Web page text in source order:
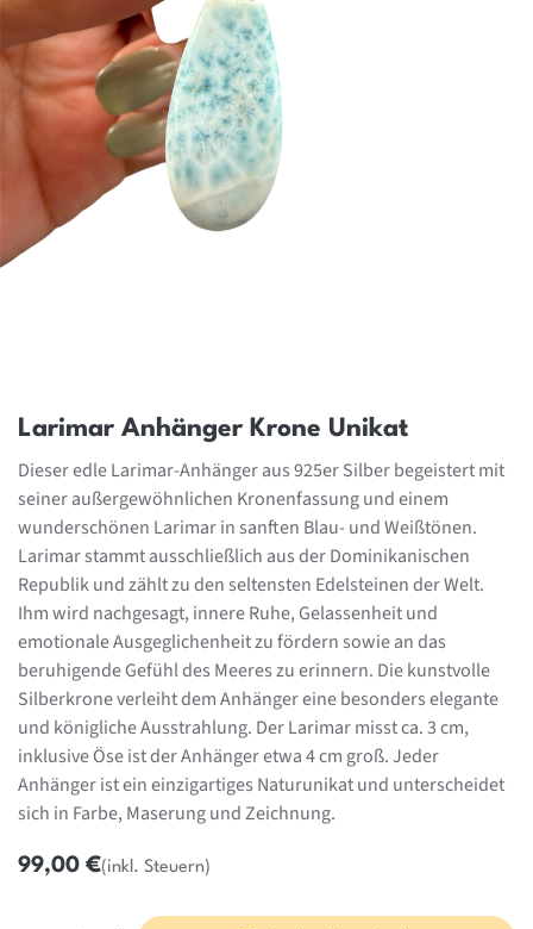
Larimar Anhänger Krone Unikat
Dieser edle Larimar-Anhänger aus 925er Silber begeistert mit
seiner außergewöhnlichen Kronenfassung und einem
wunderschönen Larimar in sanften Blau- und Weißtönen.
Larimar stammt ausschließlich aus der Dominikanischen
Republik und zählt zu den seltensten Edelsteinen der Welt.
Ihm wird nachgesagt, innere Ruhe, Gelassenheit und
emotionale Ausgeglichenheit zu fördern sowie an das
beruhigende Gefühl des Meeres zu erinnern. Die kunstvolle
Silberkrone verleiht dem Anhänger eine besonders elegante
und königliche Ausstrahlung. Der Larimar misst ca. 3 cm,
inklusive Öse ist der Anhänger etwa 4 cm groß. Jeder
Anhänger ist ein einzigartiges Naturunikat und unterscheidet
sich in Farbe, Maserung und Zeichnung.
99,00 €(inkl. Steuern)